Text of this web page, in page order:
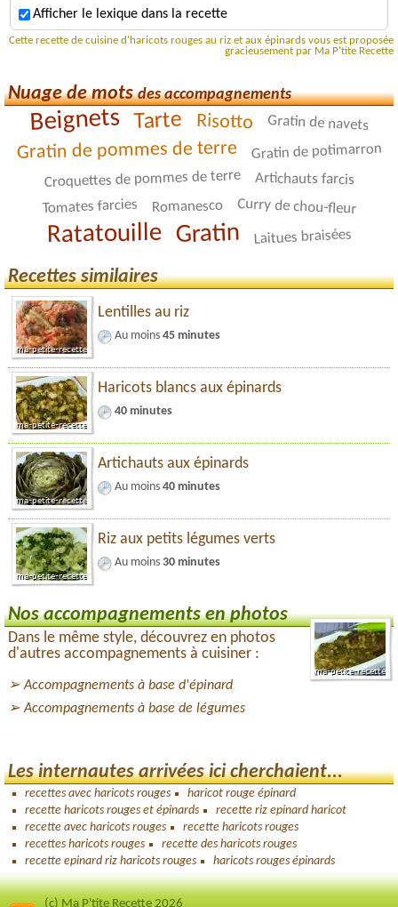
Afficher le lexique dans la recette
Cette recette de cuisine d'haricots rouges au riz et aux épinards vous est proposée
gracieusement par Ma P'tite Recette
Nuage de motsdes accompagnements
Beignets Tarte Risotto Gratin de navets
Gratin de pommes de terre Gratin de potimarron
Croquettes de pommes de terre Artichauts farcis
Tomates farcies Romanesco Curry de chou-fleur
Ratatouille Gratin Laitues braisées
Recettes similaires
Lentilles au riz
Au moins 45 minutes
Haricots blancs aux épinards
40 minutes
Artichauts aux épinards
Au moins 40 minutes
Riz aux petits légumes verts
Au moins 30 minutes
Nos accompagnements en photos
Dans le même style, découvrez en photos
d'autres accompagnements à cuisiner :
Accompagnements à base d'épinard
Accompagnements à base de légumes
Les internautes arrivées ici cherchaient...
recettes avec haricots rouges
haricot rouge épinard
recette haricots rouges et épinards
recette riz epinard haricot
recette avec haricots rouges
recette haricots rouges
recettes haricots rouges
recette des haricots rouges
recette epinard riz haricots rouges
haricots rouges épinards
(c) Ma P'tite Recette 2026